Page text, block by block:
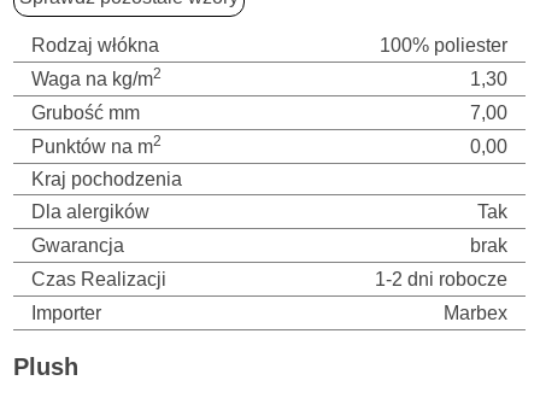
Rodzaj włókna
100% poliester
Waga na kg/m2
1,30
Grubość mm
7,00
Punktów na m2
0,00
Kraj pochodzenia
Dla alergików
Tak
Gwarancja
brak
Czas Realizacji
1-2 dni robocze
Importer
Marbex
Plush